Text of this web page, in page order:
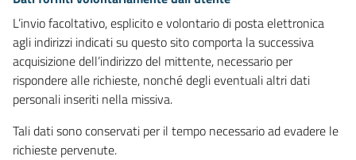
L’invio facoltativo, esplicito e volontario di posta elettronica
agli indirizzi indicati su questo sito comporta la successiva
acquisizione dell’indirizzo del mittente, necessario per
rispondere alle richieste, nonché degli eventuali altri dati
personali inseriti nella missiva.
Tali dati sono conservati per il tempo necessario ad evadere le
richieste pervenute.